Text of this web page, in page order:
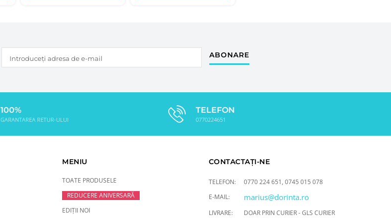
ABONARE
100%
GARANTAREA RETUR-ULUI
TELEFON
0770224651
MENIU
TOATE PRODUSELE
REDUCERE ANIVERSARĂ
EDIȚII NOI
CONTACTAȚI-NE
TELEFON: 0770 224 651, 0745 015 078
E-MAIL:
marius@dorinta.ro
LIVRARE: DOAR PRIN CURIER - GLS CURIER